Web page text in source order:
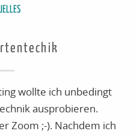
wollte ich unbedingt
ausprobieren.
Zoom ;-). Nachdem ich